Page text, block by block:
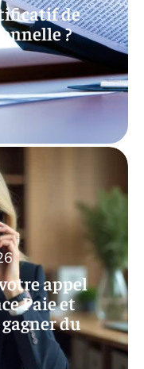
de
?
appel
Paie et
du